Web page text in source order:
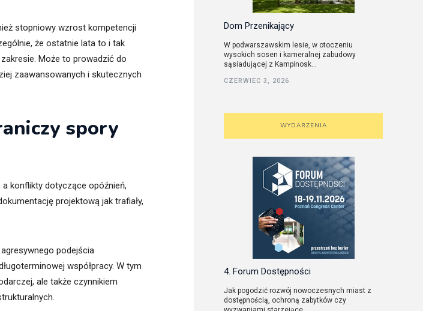
stopniowy wzrost kompetencji
że ostatnie lata to i tak
Może to prowadzić do
zaawansowanych i skutecznych
spory
konflikty dotyczące opóźnień,
projektową jak trafiały,
podejścia
współpracy. W tym
ale także czynnikiem
Dom Przenikający
W podwarszawskim lesie, w otoczeniu
wysokich sosen i kameralnej zabudowy
sąsiadującej z Kampinosk...
CZERWIEC 3, 2026
WYDARZENIA
4. Forum Dostępności
Jak pogodzić rozwój nowoczesnych miast z
dostępnością, ochroną zabytków czy